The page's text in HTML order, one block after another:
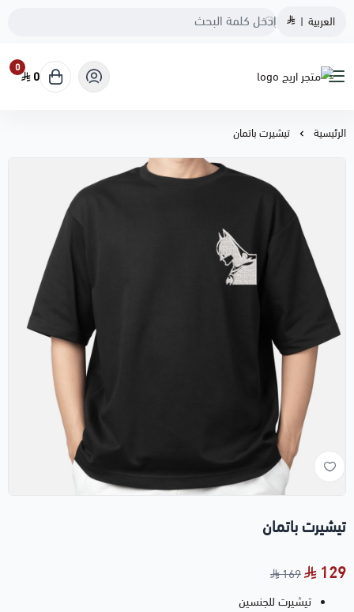
العربية |
متجر اريج
0
0
الرئيسية تيشيرت باتمان
تيشيرت باتمان
129
169
تيشيرت للجنسين